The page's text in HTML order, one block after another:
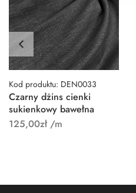
Kod produktu: DEN0033
Czarny dżins cienki
sukienkowy bawełna
125,00zł/m